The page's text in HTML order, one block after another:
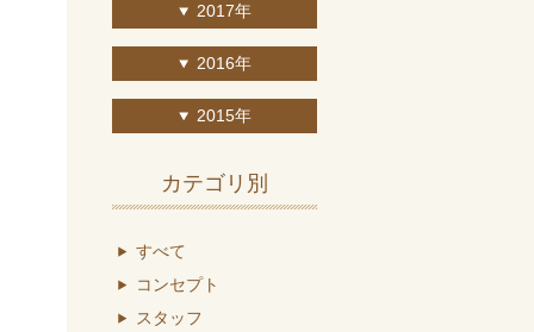
2017年
2016年
2015年
カテゴリ別
すべて
コンセプト
スタッフ